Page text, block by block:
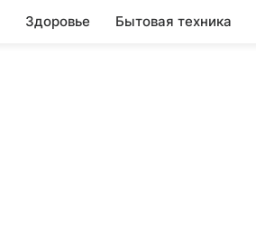
Здоровье Бытовая техника